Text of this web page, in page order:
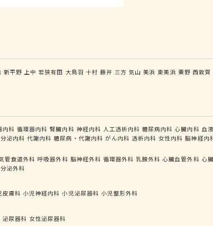
新平野 上中 若狭有田 大鳥羽 十村 藤井 三方 気山 美浜 東美浜 粟野 西敦賀
内科 循環器内科 腎臓内科 神経内科 人工透析内科 糖尿病内科 心臓内科 血
泌内科 代謝内科 糖尿病・代謝内科 がん内科 透析内科 女性内科 脳神経内
管食道外科 呼吸器外科 脳神経外科 循環器外科 乳腺外科 心臓血管外科 心
泌外科
皮膚科 小児神経内科 小児泌尿器科 小児整形外科
泌尿器科 女性泌尿器科